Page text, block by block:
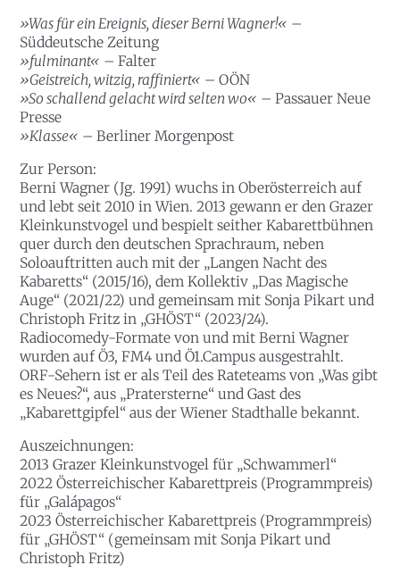
»Was für ein Ereignis, dieser Berni Wagner!« –
Süddeutsche Zeitung
»fulminant« – Falter
»Geistreich, witzig, raffiniert« – OÖN
»So schallend gelacht wird selten wo« – Passauer Neue
Presse
»Klasse« – Berliner Morgenpost
Zur Person:
Berni Wagner (Jg. 1991) wuchs in Oberösterreich auf
und lebt seit 2010 in Wien. 2013 gewann er den Grazer
Kleinkunstvogel und bespielt seither Kabarettbühnen
quer durch den deutschen Sprachraum, neben
Soloauftritten auch mit der „Langen Nacht des
Kabaretts“ (2015/16), dem Kollektiv „Das Magische
Auge“ (2021/22) und gemeinsam mit Sonja Pikart und
Christoph Fritz in „GHÖST“ (2023/24).
Radiocomedy-Formate von und mit Berni Wagner
wurden auf Ö3, FM4 und Ö1.Campus ausgestrahlt.
ORF-Sehern ist er als Teil des Rateteams von „Was gibt
es Neues?“, aus „Pratersterne“ und Gast des
„Kabarettgipfel“ aus der Wiener Stadthalle bekannt.
Auszeichnungen:
2013 Grazer Kleinkunstvogel für „Schwammerl“
2022 Österreichischer Kabarettpreis (Programmpreis)
für „Galápagos“
2023 Österreichischer Kabarettpreis (Programmpreis)
für „GHÖST“ (gemeinsam mit Sonja Pikart und
Christoph Fritz)